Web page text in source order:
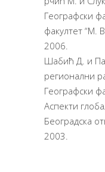
Географски
факултет “М.
2006.
Шабић Д. и
регионални
Географски
Аспекти
Београдска
2003.